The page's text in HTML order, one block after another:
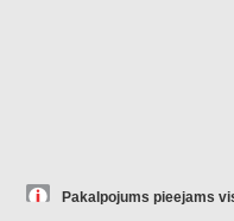
Pakalpojums pieejams